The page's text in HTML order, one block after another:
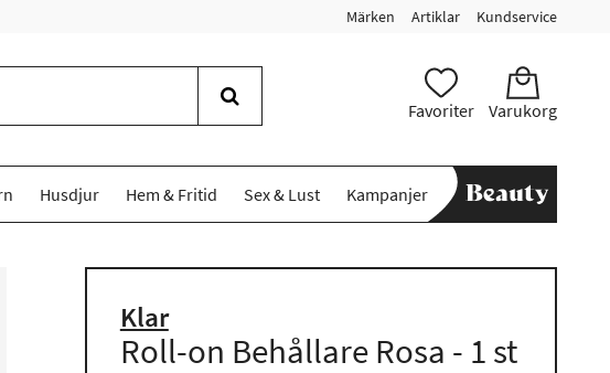
Märken Artiklar Kundservice
Favoriter Varukorg
Husdjur Hem & Fritid Sex & Lust Kampanjer
Klar
Roll-on Behållare Rosa - 1 st